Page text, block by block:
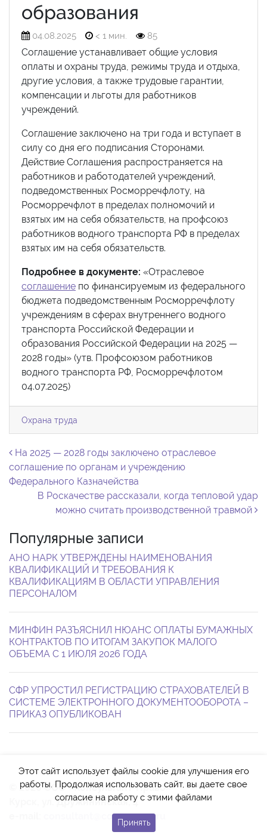
образования
04.08.2025 < 1 мин. 85
Соглашение устанавливает общие условия
оплаты и охраны труда, режимы труда и отдыха,
другие условия, а также трудовые гарантии,
компенсации и льготы для работников
учреждений.
Соглашение заключено на три года и вступает в
силу со дня его подписания Сторонами.
Действие Соглашения распространяется на
работников и работодателей учреждений,
подведомственных Росморречфлоту, на
Росморречфлот в пределах полномочий и
взятых им на себя обязательств, на профсоюз
работников водного транспорта РФ в пределах
взятых им на себя обязательств.
Подробнее в документе: «Отраслевое
соглашение по финансируемым из федерального
бюджета подведомственным Росморречфлоту
учреждениям в сферах внутреннего водного
транспорта Российской Федерации и
образования Российской Федерации на 2025 —
2028 годы» (утв. Профсоюзом работников
водного транспорта РФ, Росморречфлотом
04.07.2025)
Охрана труда
Навигация по записям
На 2025 — 2028 годы заключено отраслевое
соглашение по органам и учреждению
Федерального Казначейства
В Роскачестве рассказали, когда тепловой удар
можно считать производственной травмой
Популярные записи
АНО НАРК УТВЕРЖДЕНЫ НАИМЕНОВАНИЯ
КВАЛИФИКАЦИЙ И ТРЕБОВАНИЯ К
КВАЛИФИКАЦИЯМ В ОБЛАСТИ УПРАВЛЕНИЯ
ПЕРСОНАЛОМ
МИНФИН РАЗЪЯСНИЛ НЮАНС ОПЛАТЫ БУМАЖНЫХ
КОНТРАКТОВ ПО ИТОГАМ ЗАКУПОК МАЛОГО
ОБЪЕМА С 1 ИЮЛЯ 2026 ГОДА
СФР УПРОСТИЛ РЕГИСТРАЦИЮ СТРАХОВАТЕЛЕЙ В
СИСТЕМЕ ЭЛЕКТРОННОГО ДОКУМЕНТООБОРОТА –
ПРИКАЗ ОПУБЛИКОВАН
© 2026 ООО «Консультант-Право»
Курск, ул. Дружининская, 4
consultant@cons-pravo.ru
Этот сайт использует файлы cookie для улучшения его
работы. Продолжая использовать сайт, вы даете свое
согласие на работу с этими файлами
Принять